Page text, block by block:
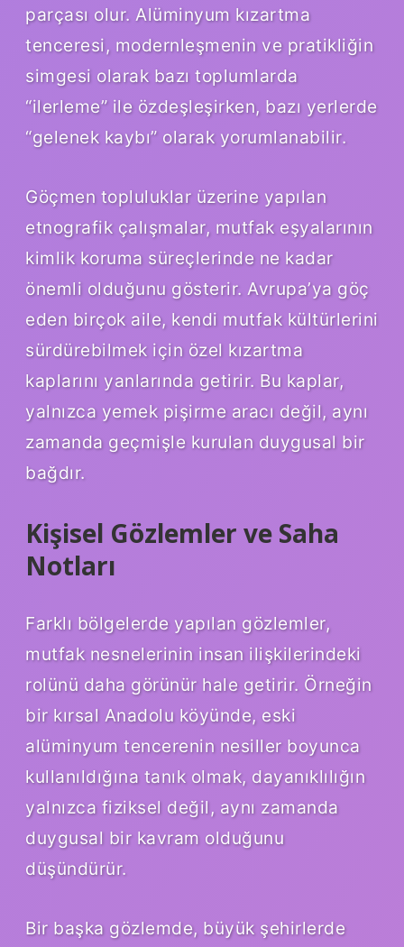
parçası olur. Alüminyum kızartma
tenceresi, modernleşmenin ve pratikliğin
simgesi olarak bazı toplumlarda
“ilerleme” ile özdeşleşirken, bazı yerlerde
“gelenek kaybı” olarak yorumlanabilir.
Göçmen topluluklar üzerine yapılan
etnografik çalışmalar, mutfak eşyalarının
kimlik koruma süreçlerinde ne kadar
önemli olduğunu gösterir. Avrupa’ya göç
eden birçok aile, kendi mutfak kültürlerini
sürdürebilmek için özel kızartma
kaplarını yanlarında getirir. Bu kaplar,
yalnızca yemek pişirme aracı değil, aynı
zamanda geçmişle kurulan duygusal bir
bağdır.
Kişisel Gözlemler ve Saha
Notları
Farklı bölgelerde yapılan gözlemler,
mutfak nesnelerinin insan ilişkilerindeki
rolünü daha görünür hale getirir. Örneğin
bir kırsal Anadolu köyünde, eski
alüminyum tencerenin nesiller boyunca
kullanıldığına tanık olmak, dayanıklılığın
yalnızca fiziksel değil, aynı zamanda
duygusal bir kavram olduğunu
düşündürür.
Bir başka gözlemde, büyük şehirlerde